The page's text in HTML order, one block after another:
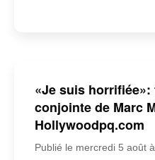
«Je suis horrifiée»:
conjointe de Marc
Hollywoodpq.com
Publié le mercredi 5 août